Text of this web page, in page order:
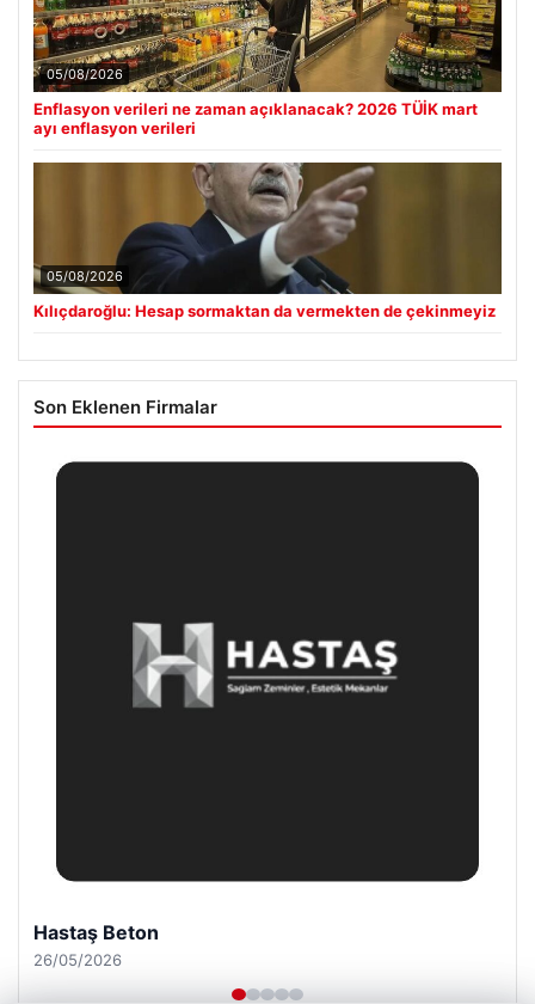
05/08/2026
Enflasyon verileri ne zaman açıklanacak? 2026 TÜİK mart
ayı enflasyon verileri
05/08/2026
Kılıçdaroğlu: Hesap sormaktan da vermekten de çekinmeyiz
Son Eklenen Firmalar
Prenses Night Club
29/04/2026